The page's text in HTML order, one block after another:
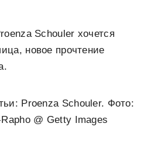
Schouler хочется
новое прочтение
Proenza Schouler. Фото:
@ Getty Images